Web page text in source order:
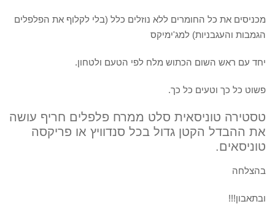
מכניסים את כל החומרים ללא נוזלים כלל (בלי לקלוף את הפלפלים
הגמבות והעגבניות) למג'ימיקס
יחד עם ראש השום הכתוש מלח לפי הטעם ולטחון.
פשוט כל כך וטעים כל כך.
טסטירה טוניסאית סלט ממרח פלפלים חריף עושה
את ההבדל הקטן גדול בכל סנדוויץ או פריקסה
טוניסאים.
בהצלחה
ובתאבון!!!